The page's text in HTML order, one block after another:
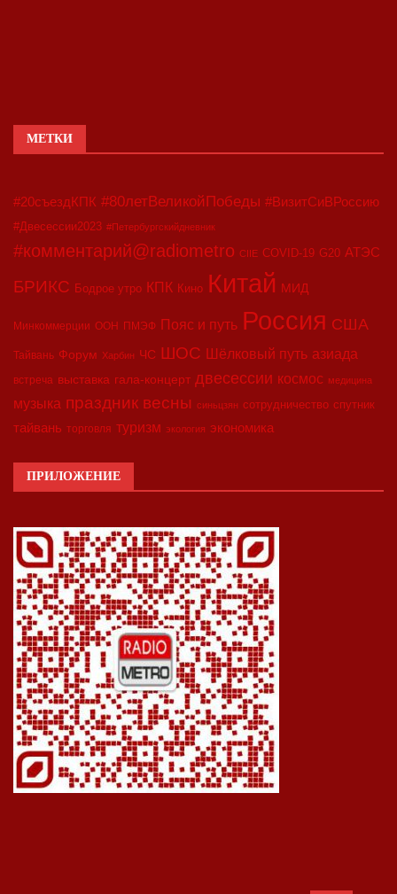
МЕТКИ
#20съездКПК #80летВеликойПобеды #ВизитСиВРоссию
#Двесессии2023 #Петербургскийдневник
#комментарий@radiometro CIIE COVID-19 G20 АТЭС
БРИКС Бодрое утро КПК Кино Китай МИД
Минкоммерции ООН ПМЭФ Пояс и путь Россия США
Тайвань Форум Харбин ЧС ШОС Шёлковый путь азиада
встреча выставка гала-концерт двесессии космос медицина
музыка праздник весны синьцзян сотрудничество спутник
тайвань торговля туризм экология экономика
ПРИЛОЖЕНИЕ